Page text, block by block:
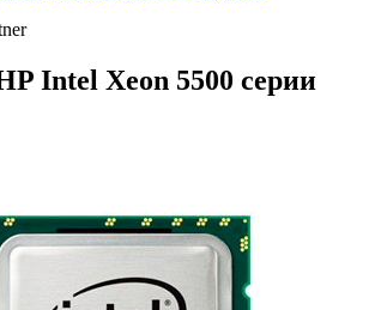
Intel Xeon 5500 серии